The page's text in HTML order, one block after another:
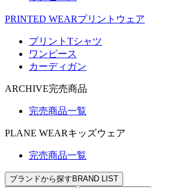
PRINTED WEARプリントウェア
プリントTシャツ
ワンピース
カーディガン
ARCHIVE完売商品
完売商品一覧
PLANE WEARキッズウェア
完売商品一覧
ブランドから探す BRAND LIST